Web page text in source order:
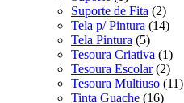
Suporte de Fita (2)
Tela p/ Pintura (14)
Tela Pintura (5)
Tesoura Criativa (1)
Tesoura Escolar (2)
Tesoura Multiuso (11)
Tinta Guache (16)